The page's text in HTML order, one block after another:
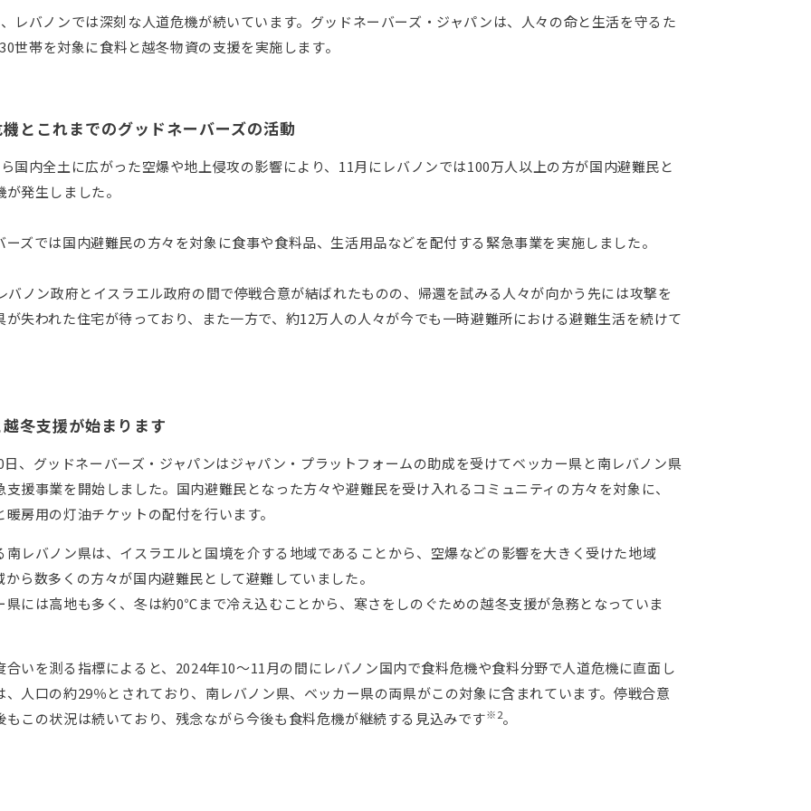
レバノンでは深刻な人道危機が続いています。グッドネーバーズ・ジャパンは、人々の命と生活を守るた
世帯を対象に食料と越冬物資の支援を実施します。
とこれまでのグッドネーバーズの活動
国内全土に広がった空爆や地上侵攻の影響により、11月にレバノンでは100万人以上の方が国内避難民と
発生しました。
ーズでは国内避難民の方々を対象に食事や食料品、生活用品などを配付する緊急事業を実施しました。
バノン政府とイスラエル政府の間で停戦合意が結ばれたものの、帰還を試みる人々が向かう先には攻撃を
が失われた住宅が待っており、また一方で、約12万人の人々が今でも一時避難所における避難生活を続けて
冬支援が始まります
日、グッドネーバーズ・ジャパンはジャパン・プラットフォームの助成を受けてベッカー県と南レバノン県
支援事業を開始しました。国内避難民となった方々や避難民を受け入れるコミュニティの方々を対象に、
暖房用の灯油チケットの配付を行います。
南レバノン県は、イスラエルと国境を介する地域であることから、空爆などの影響を大きく受けた地域
から数多くの方々が国内避難民として避難していました。
県には高地も多く、冬は約0℃まで冷え込むことから、寒さをしのぐための越冬支援が急務となっていま
合いを測る指標によると、2024年10～11月の間にレバノン国内で食料危機や食料分野で人道危機に直面し
、人口の約29％とされており、南レバノン県、ベッカー県の両県がこの対象に含まれています。停戦合意
もこの状況は続いており、残念ながら今後も食料危機が継続する見込みです※2。